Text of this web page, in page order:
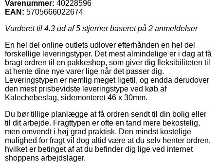
Varenummer: 40228596
EAN: 5705666022674
Vurderet til 4.3 ud af 5 stjerner baseret på 2 anmeldelser
En hel del online outlets udlover efterhånden en hel del
forskellige leveringstyper. Det mest almindelige er i dag at få
bragt ordren til en pakkeshop, som giver dig fleksibiliteten til
at hente dine nye varer lige når det passer dig.
Leveringstypen er nemlig meget ligetil, og endda derudover
den mest prisbevidste leveringstype ved køb af
Kalechebeslag, sidemonteret 46 x 30mm.
Du bør tillige planlægge at få ordren sendt til din bolig eller
til dit arbejde. Fragttypen er ofte en tand mere bekostelig,
men omvendt i høj grad praktisk. Den mindst kostelige
mulighed for fragt vil dog altid være at du selv henter ordren,
hvilket er betinget af at du befinder dig lige ved internet
shoppens arbejdslager.